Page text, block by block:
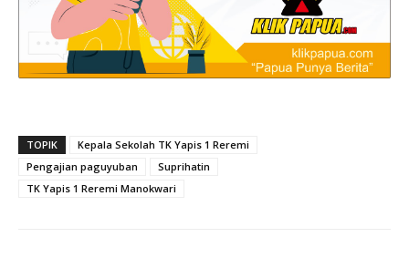
TOPIK
Kepala Sekolah TK Yapis 1 Reremi
Pengajian paguyuban
Suprihatin
TK Yapis 1 Reremi Manokwari